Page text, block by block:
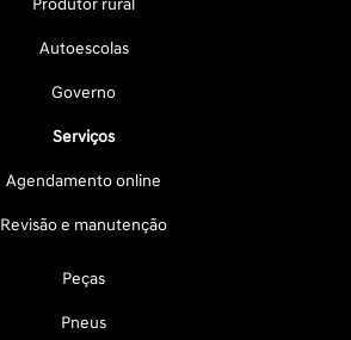
Produtor rural
Autoescolas
Governo
Serviços
Agendamento online
Revisão e manutenção
Peças
Pneus